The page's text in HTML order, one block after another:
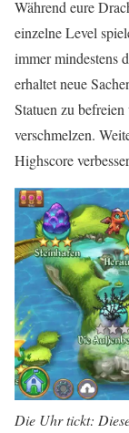
Während eure
einzelne Level
immer mindestens
erhaltet neue
Statuen zu
verschmelzen.
Highscore
Die Uhr tickt: